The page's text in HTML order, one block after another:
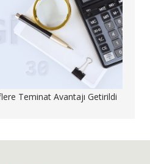
Teminat Avantajı Getirildi